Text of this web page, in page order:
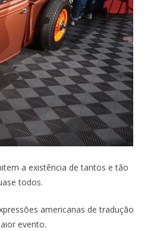
a existência de tantos e tão
todos.
americanas de tradução
evento.